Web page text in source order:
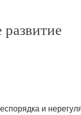
и